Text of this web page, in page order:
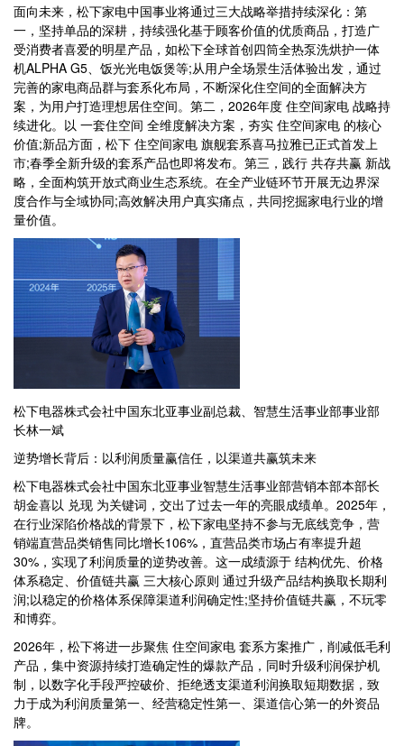
面向未来，松下家电中国事业将通过三大战略举措持续深化：第
一，坚持单品的深耕，持续强化基于顾客价值的优质商品，打造广
受消费者喜爱的明星产品，如松下全球首创四筒全热泵洗烘护一体
机ALPHA G5、饭光光电饭煲等;从用户全场景生活体验出发，通过
完善的家电商品群与套系化布局，不断深化住空间的全面解决方
案，为用户打造理想居住空间。第二，2026年度 住空间家电 战略持
续进化。以 一套住空间 全维度解决方案，夯实 住空间家电 的核心
价值;新品方面，松下 住空间家电 旗舰套系喜马拉雅已正式首发上
市;春季全新升级的套系产品也即将发布。第三，践行 共存共赢 新战
略，全面构筑开放式商业生态系统。在全产业链环节开展无边界深
度合作与全域协同;高效解决用户真实痛点，共同挖掘家电行业的增
量价值。
松下电器株式会社中国东北亚事业副总裁、智慧生活事业部事业部
长林一斌
逆势增长背后：以利润质量赢信任，以渠道共赢筑未来
松下电器株式会社中国东北亚事业智慧生活事业部营销本部本部长
胡金喜以 兑现 为关键词，交出了过去一年的亮眼成绩单。2025年，
在行业深陷价格战的背景下，松下家电坚持不参与无底线竞争，营
销端直营品类销售同比增长106%，直营品类市场占有率提升超
30%，实现了利润质量的逆势改善。这一成绩源于 结构优先、价格
体系稳定、价值链共赢 三大核心原则 通过升级产品结构换取长期利
润;以稳定的价格体系保障渠道利润确定性;坚持价值链共赢，不玩零
和博弈。
2026年，松下将进一步聚焦 住空间家电 套系方案推广，削减低毛利
产品，集中资源持续打造确定性的爆款产品，同时升级利润保护机
制，以数字化手段严控破价、拒绝透支渠道利润换取短期数据，致
力于成为利润质量第一、经营稳定性第一、渠道信心第一的外资品
牌。